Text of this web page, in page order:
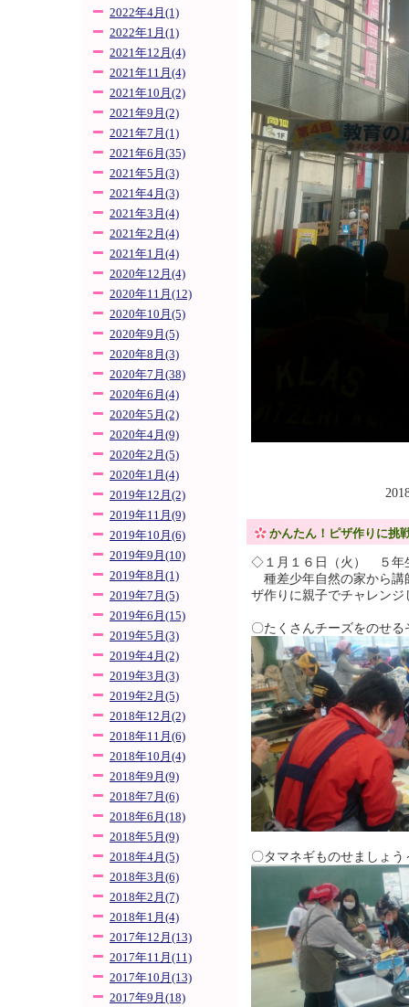
2022年4月(1)
2022年1月(1)
2021年12月(4)
2021年11月(4)
2021年10月(2)
2021年9月(2)
2021年7月(1)
2021年6月(35)
2021年5月(3)
2021年4月(3)
2021年3月(4)
2021年2月(4)
2021年1月(4)
2020年12月(4)
2020年11月(12)
2020年10月(5)
2020年9月(5)
2020年8月(3)
2020年7月(38)
2020年6月(4)
2020年5月(2)
2020年4月(9)
2020年2月(5)
2020年1月(4)
2019年12月(2)
2019年11月(9)
2019年10月(6)
2019年9月(10)
2019年8月(1)
2019年7月(5)
2019年6月(15)
2019年5月(3)
2019年4月(2)
2019年3月(3)
2019年2月(5)
2018年12月(2)
2018年11月(6)
2018年10月(4)
2018年9月(9)
2018年7月(6)
2018年6月(18)
2018年5月(9)
2018年4月(5)
2018年3月(6)
2018年2月(7)
2018年1月(4)
2017年12月(13)
2017年11月(11)
2017年10月(13)
2017年9月(18)
かんたん！ピザ作りに挑
◇１月１６日（火） ５年
種差少年自然の家から講
ザ作りに親子でチャレンジ
〇たくさんチーズをのせ
〇タマネギものせましょ